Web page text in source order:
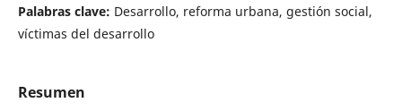
Palabras clave: Desarrollo, reforma urbana, gestión social,
víctimas del desarrollo
Resumen